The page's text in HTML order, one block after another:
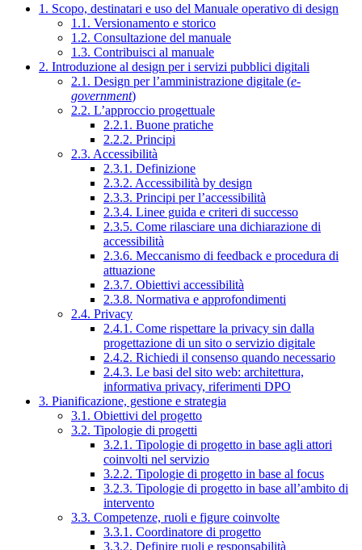
1. Scopo, destinatari e uso del Manuale operativo di design
1.1. Versionamento e storico
1.2. Consultazione del manuale
1.3. Contribuisci al manuale
2. Introduzione al design per i servizi pubblici digitali
2.1. Design per l’amministrazione digitale (e-
government)
2.2. L’approccio progettuale
2.2.1. Buone pratiche
2.2.2. Principi
2.3. Accessibilità
2.3.1. Definizione
2.3.2. Accessibilità by design
2.3.3. Principi per l’accessibilità
2.3.4. Linee guida e criteri di successo
2.3.5. Come rilasciare una dichiarazione di
accessibilità
2.3.6. Meccanismo di feedback e procedura di
attuazione
2.3.7. Obiettivi accessibilità
2.3.8. Normativa e approfondimenti
2.4. Privacy
2.4.1. Come rispettare la privacy sin dalla
progettazione di un sito o servizio digitale
2.4.2. Richiedi il consenso quando necessario
2.4.3. Le basi del sito web: architettura,
informativa privacy, riferimenti DPO
3. Pianificazione, gestione e strategia
3.1. Obiettivi del progetto
3.2. Tipologie di progetti
3.2.1. Tipologie di progetto in base agli attori
coinvolti nel servizio
3.2.2. Tipologie di progetto in base al focus
3.2.3. Tipologie di progetto in base all’ambito di
intervento
3.3. Competenze, ruoli e figure coinvolte
3.3.1. Coordinatore di progetto
3.3.2. Definire ruoli e responsabilità